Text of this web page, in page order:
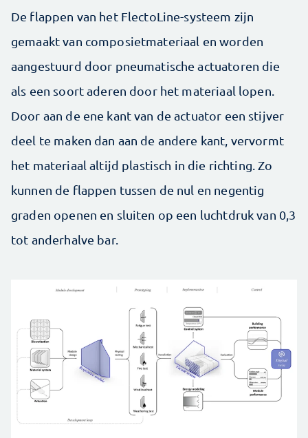
De flappen van het FlectoLine-systeem zijn
gemaakt van composietmateriaal en worden
aangestuurd door pneumatische actuatoren die
als een soort aderen door het materiaal lopen.
Door aan de ene kant van de actuator een stijver
deel te maken dan aan de andere kant, vervormt
het materiaal altijd plastisch in die richting. Zo
kunnen de flappen tussen de nul en negentig
graden openen en sluiten op een luchtdruk van 0,3
tot anderhalve bar.